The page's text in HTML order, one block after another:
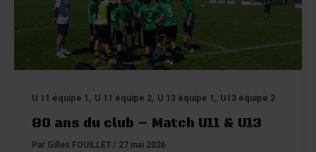
U 11 équipe 1 , U 11 équipe 2, U 13 équipe 1 , U13 équipe 2
80 ans du club – Match U11 & U13
Par Gilles FOUILLET / 27 mai 2026